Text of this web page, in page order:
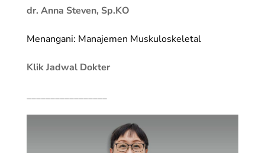
dr. Anna Steven, Sp.KO
Menangani: Manajemen Muskuloskeletal
Klik Jadwal Dokter
_________________